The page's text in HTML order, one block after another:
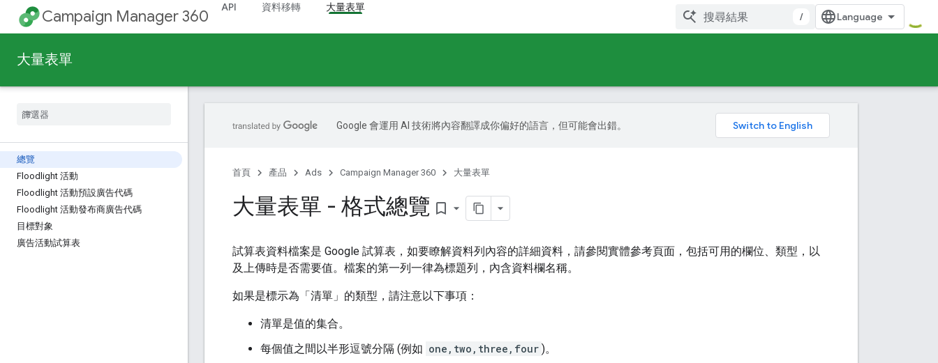
Campaign Manager 360 API 資料移轉 大量表單
/
大量表單
總覽
Floodlight 活動
Floodlight 活動預設廣告代碼
Floodlight 活動發布商廣告代碼
目標對象
廣告活動試算表
Google 會運用 AI 技術將內容翻譯成你偏好的語言，但可能會出錯。
首頁 產品 Ads Campaign Manager 360 大量表單
大量表單 - 格式總覽 bookmark_border
試算表資料檔案是 Google 試算表，如要瞭解資料列內容的詳細資料，請參閱實體參考頁面，包括可用的欄位、類型，以
及上傳時是否需要值。檔案的第一列一律為標題列，內含資料欄名稱。
如果是標示為「清單」 的類型，請注意以下事項：
清單是值的集合。
每個值之間以半形逗號分隔 (例如 one,two,three,four )。